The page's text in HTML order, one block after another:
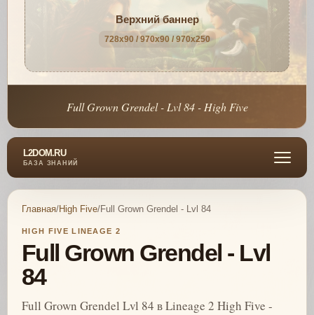
Верхний баннер
728x90 / 970x90 / 970x250
Full Grown Grendel - Lvl 84 - High Five
L2DOM.RU
БАЗА ЗНАНИЙ
Главная/High Five/Full Grown Grendel - Lvl 84
HIGH FIVE LINEAGE 2
Full Grown Grendel - Lvl
84
Full Grown Grendel Lvl 84 в Lineage 2 High Five -